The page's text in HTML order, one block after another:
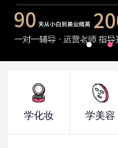
学化妆 学美容